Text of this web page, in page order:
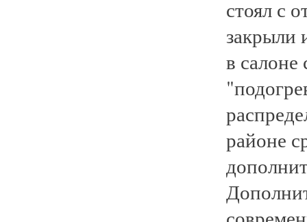
стоял с
закрыли
в салоне
районе